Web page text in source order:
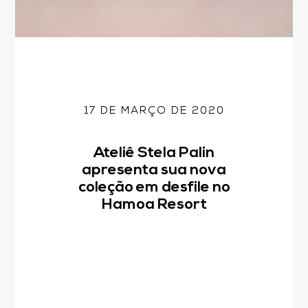
17 DE MARÇO DE 2020
Ateliê Stela Palin
apresenta sua nova
coleção em desfile no
Hamoa Resort